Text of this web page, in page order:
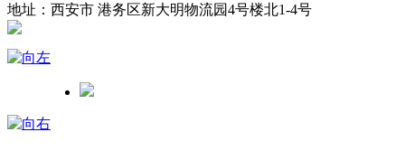
地址：西安市 港务区新大明物流园4号楼北1-4号